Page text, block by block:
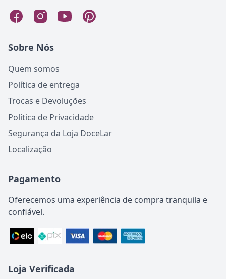
Sobre Nós
Quem somos
Política de entrega
Trocas e Devoluções
Política de Privacidade
Segurança da Loja DoceLar
Localização
Pagamento
Oferecemos uma experiência de compra tranquila e
confiável.
Loja Verificada